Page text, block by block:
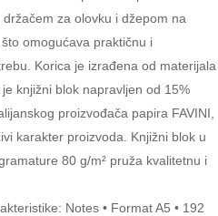
za olovku i džepom na
omogućava praktičnu i
Korica je izrađena od materijala
knjižni blok napravljen od 15%
proizvođača papira FAVINI,
karakter proizvoda. Knjižni blok u
80 g/m² pruža kvalitetnu i
Notes • Format A5 • 192